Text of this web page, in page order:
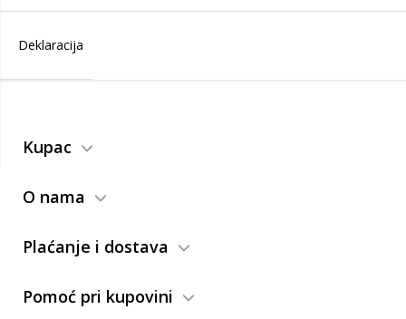
Deklaracija
Kupac
O nama
Plaćanje i dostava
Pomoć pri kupovini